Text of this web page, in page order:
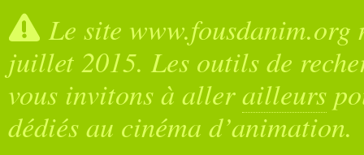
Le site
juillet 2015. Les outils de
vous invitons à allerailleurs
dédiés au cinéma d’animation.